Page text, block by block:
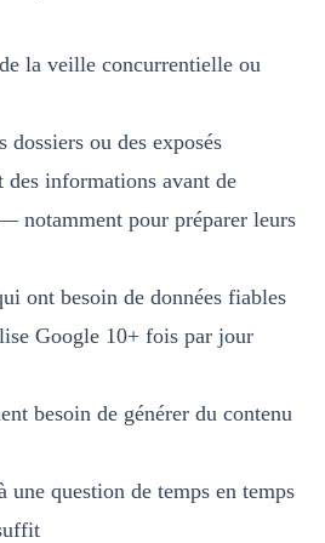
la veille concurrentielle ou
dossiers ou des exposés
informations avant de
notamment pour préparer leurs
ont besoin de données fiables
Google 10+ fois par jour
besoin de générer du contenu
une question de temps en temps